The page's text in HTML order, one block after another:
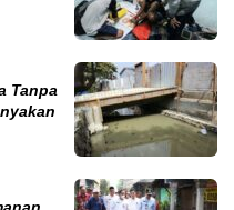
Tanpa